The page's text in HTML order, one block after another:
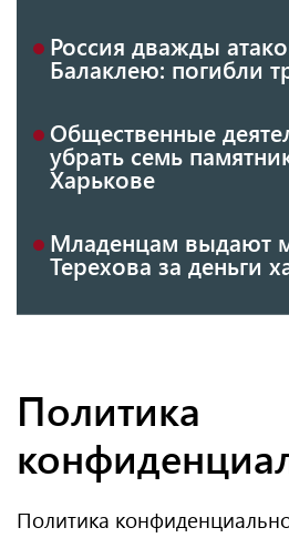
Россия дважды
Балаклею: погибли
Общественные
убрать семь
Харькове
Младенцам выдают
Терехова за деньги
Политика
Политика